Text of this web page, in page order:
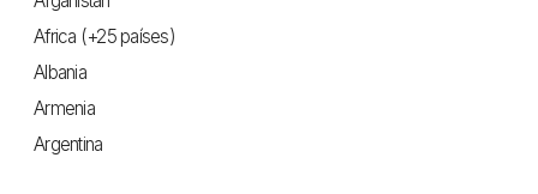
Africa (+25 países)
Albania
Armenia
Argentina